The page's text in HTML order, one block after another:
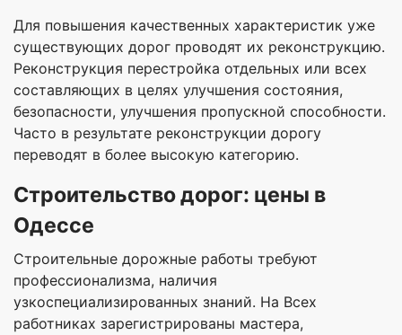
Для повышения качественных характеристик уже
существующих дорог проводят их реконструкцию.
Реконструкция перестройка отдельных или всех
составляющих в целях улучшения состояния,
безопасности, улучшения пропускной способности.
Часто в результате реконструкции дорогу
переводят в более высокую категорию.
Строительство дорог: цены в
Одессе
Строительные дорожные работы требуют
профессионализма, наличия
узкоспециализированных знаний. На Всех
работниках зарегистрированы мастера,